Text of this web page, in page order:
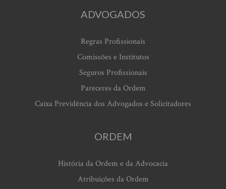
ADVOGADOS
Regras Profissionais
Comissões e Institutos
Seguros Profissionais
Pareceres da Ordem
Caixa Previdência dos Advogados e Solicitadores
ORDEM
História da Ordem e da Advocacia
Atribuições da Ordem